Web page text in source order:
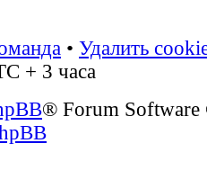
• Удалить
+ 3 часа
® Forum